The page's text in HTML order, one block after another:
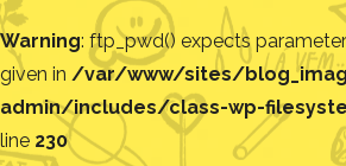
Warning: ftp_pwd() expects
given in /var/www/sites/
admin/includes/class-wp-
line 230